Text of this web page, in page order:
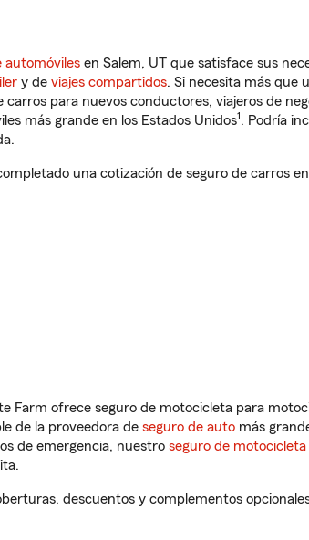
automóviles en Salem, UT que satisface sus
y de viajes compartidos. Si necesita más que
para nuevos conductores, viajeros de
más grande en los Estados Unidos1. Podría
una cotización de seguro de carros en
Farm ofrece seguro de motocicleta para
de la proveedora de seguro de auto más
de emergencia, nuestro seguro de motocicleta
descuentos y complementos